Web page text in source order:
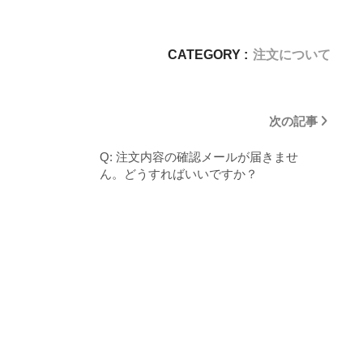
CATEGORY : 注文について
次の記事
Q: 注文内容の確認メールが届きませ
ん。どうすればいいですか？